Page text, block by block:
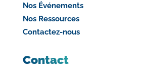
Nos Événements
Nos Ressources
Contactez-nous
Contact